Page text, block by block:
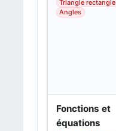
Triangle rectangle
Angles
Fonctions et
équations